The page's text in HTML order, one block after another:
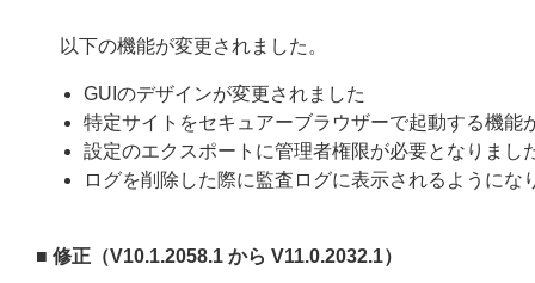
以下の機能が変更されました。
GUIのデザインが変更されました
特定サイトをセキュアーブラウザーで起動する機能
設定のエクスポートに管理者権限が必要となりまし
ログを削除した際に監査ログに表示されるようにな
■ 修正（V10.1.2058.1 から V11.0.2032.1）